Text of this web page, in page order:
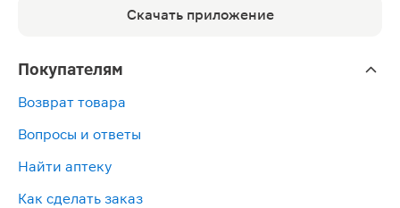
Скачать приложение
Покупателям
Возврат товара
Вопросы и ответы
Найти аптеку
Как сделать заказ